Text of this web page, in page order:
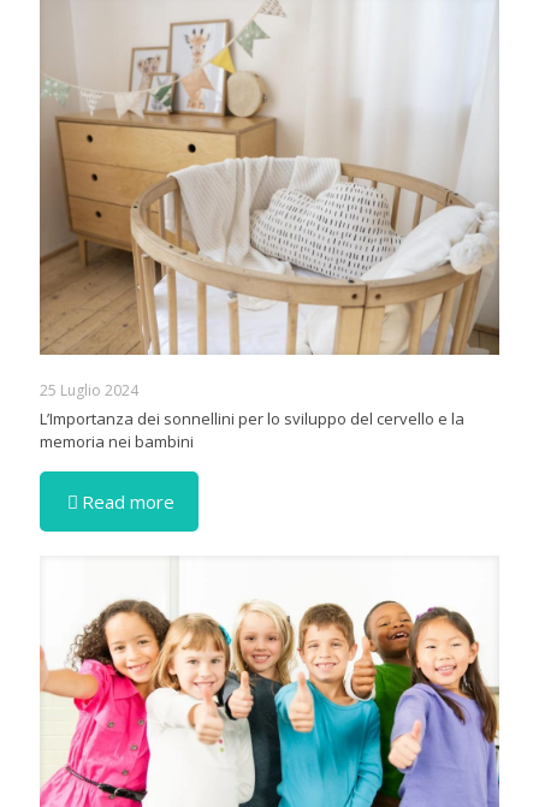
25 Luglio 2024
L’Importanza dei sonnellini per lo sviluppo del cervello e la
memoria nei bambini
Read more